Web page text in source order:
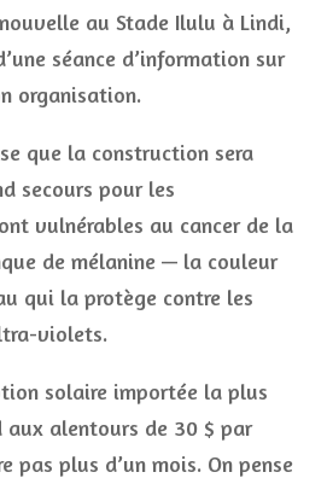
au Stade Ilulu à Lindi,
séance d’information sur
organisation.
que la construction sera
secours pour les
vulnérables au cancer de la
de mélanine — la couleur
qui la protège contre les
violets.
solaire importée la plus
aux alentours de 30 $ par
pas plus d’un mois. On pense